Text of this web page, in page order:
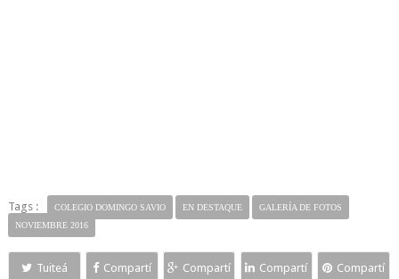
Tags : COLEGIO DOMINGO SAVIO EN DESTAQUE
GALERÍA DE FOTOS
NOVIEMBRE 2016
Tuiteá Compartí Compartí Compartí Compartí